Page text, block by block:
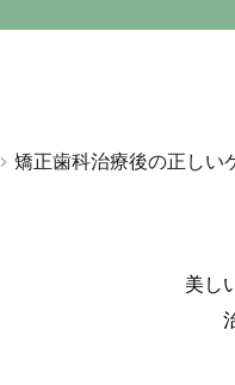
矯正歯科治療後の正しい
美し